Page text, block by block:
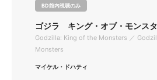
BD館内視聴のみ
ゴジラ キング・オブ・モンス
Godzilla: King of the Monsters ／
Monsters
マイケル・ドハティ